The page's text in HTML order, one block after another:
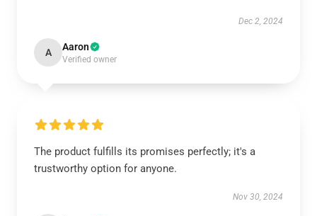
Dec 2, 2024
A Aaron
Verified owner
The product fulfills its promises perfectly; it's a
trustworthy option for anyone.
Nov 30, 2024